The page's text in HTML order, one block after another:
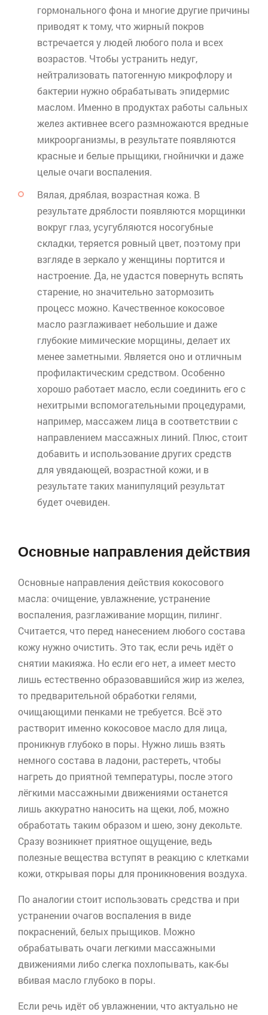
гормонального фона и многие другие причины
приводят к тому, что жирный покров
встречается у людей любого пола и всех
возрастов. Чтобы устранить недуг,
нейтрализовать патогенную микрофлору и
бактерии нужно обрабатывать эпидермис
маслом. Именно в продуктах работы сальных
желез активнее всего размножаются вредные
микроорганизмы, в результате появляются
красные и белые прыщики, гнойнички и даже
целые очаги воспаления.
Вялая, дряблая, возрастная кожа. В
результате дряблости появляются морщинки
вокруг глаз, усугубляются носогубные
складки, теряется ровный цвет, поэтому при
взгляде в зеркало у женщины портится и
настроение. Да, не удастся повернуть вспять
старение, но значительно затормозить
процесс можно. Качественное кокосовое
масло разглаживает небольшие и даже
глубокие мимические морщины, делает их
менее заметными. Является оно и отличным
профилактическим средством. Особенно
хорошо работает масло, если соединить его с
нехитрыми вспомогательными процедурами,
например, массажем лица в соответствии с
направлением массажных линий. Плюс, стоит
добавить и использование других средств
для увядающей, возрастной кожи, и в
результате таких манипуляций результат
будет очевиден.
Основные направления действия
Основные направления действия кокосового
масла: очищение, увлажнение, устранение
воспаления, разглаживание морщин, пилинг.
Считается, что перед нанесением любого состава
кожу нужно очистить. Это так, если речь идёт о
снятии макияжа. Но если его нет, а имеет место
лишь естественно образовавшийся жир из желез,
то предварительной обработки гелями,
очищающими пенками не требуется. Всё это
растворит именно кокосовое масло для лица,
проникнув глубоко в поры. Нужно лишь взять
немного состава в ладони, растереть, чтобы
нагреть до приятной температуры, после этого
лёгкими массажными движениями останется
лишь аккуратно наносить на щеки, лоб, можно
обработать таким образом и шею, зону декольте.
Сразу возникнет приятное ощущение, ведь
полезные вещества вступят в реакцию с клетками
кожи, открывая поры для проникновения воздуха.
По аналогии стоит использовать средства и при
устранении очагов воспаления в виде
покраснений, белых прыщиков. Можно
обрабатывать очаги легкими массажными
движениями либо слегка похлопывать, как-бы
вбивая масло глубоко в поры.
Если речь идёт об увлажнении, что актуально не